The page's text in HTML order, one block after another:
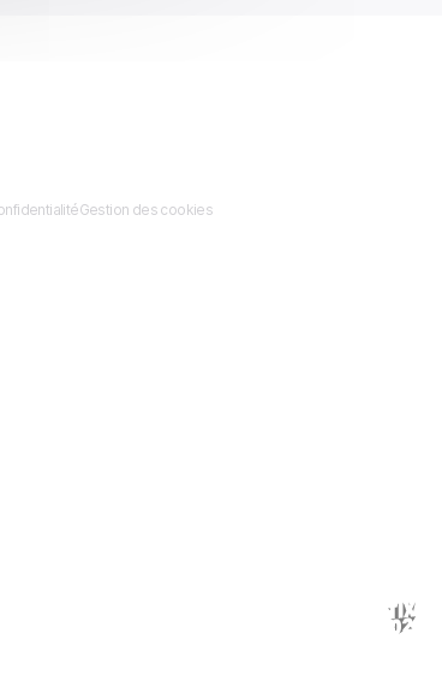
Gestion des cookies